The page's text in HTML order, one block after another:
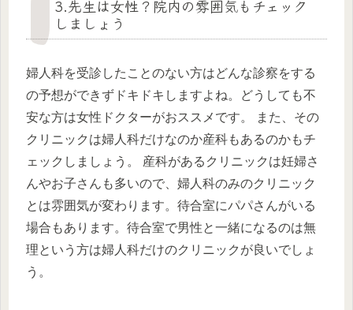
3.先生は女性？院内の雰囲気もチェック
しましょう
婦人科を受診したことのない方はどんな診察をする
の予想ができずドキドキしますよね。どうしても不
安な方は女性ドクターがおススメです。 また、その
クリニックは婦人科だけなのか産科もあるのかもチ
ェックしましょう。 産科があるクリニックは妊婦さ
んやお子さんも多いので、婦人科のみのクリニック
とは雰囲気が変わります。待合室にパパさんがいる
場合もあります。待合室で男性と一緒になるのは無
理という方は婦人科だけのクリニックが良いでしょ
う。